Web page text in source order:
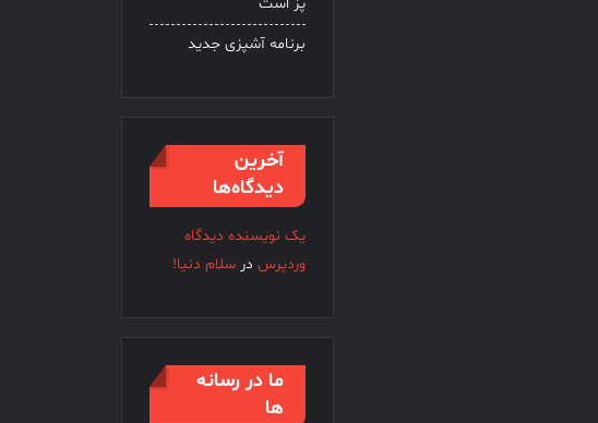
برنامه آشپزی جدید
آخرین
دیدگاه‌ها
یک نویسنده دیدگاه
وردپرسدر سلام دنیا!
ما در رسانه
ها